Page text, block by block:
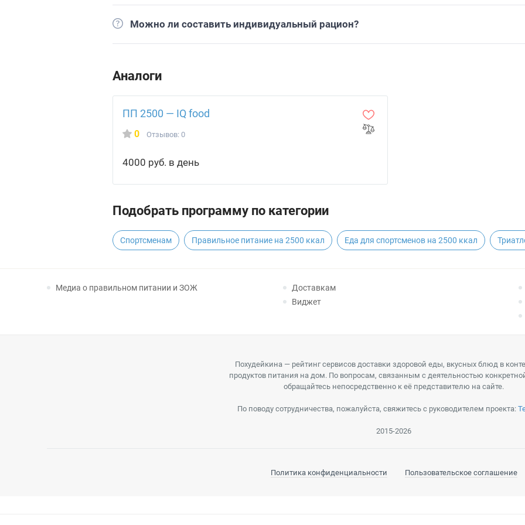
Можно ли составить индивидуальный рацион?
Аналоги
ПП 2500 — IQ food
0 Отзывов: 0
4000 руб. в день
Подобрать программу по категории
Спортсменам Правильное питание на 2500 ккал Еда для спортсменов на 2500 ккал
Медиа о правильном питании и ЗОЖ
Доставкам
Виджет
Похудейкина — рейтинг сервисов доставки здоровой еды, вкусных блюд в
продуктов питания на дом. По вопросам, связанным с деятельностью
обращайтесь непосредственно к её представителю на сайте.
По поводу сотрудничества, пожалуйста, свяжитесь с руководителем проекта:
2015-2026
Политика конфиденциальности Пользовательское соглашение